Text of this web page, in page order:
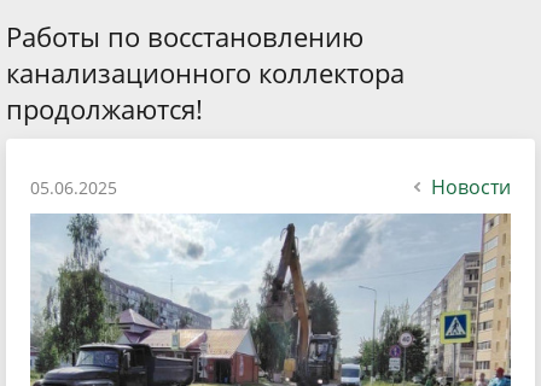
Работы по восстановлению
канализационного коллектора
продолжаются!
05.06.2025 Новости